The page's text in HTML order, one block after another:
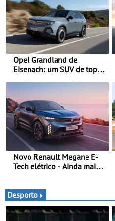
Opel Grandland de
Eisenach: um SUV de topo
que poupa recursos
Novo Renault Megane E-
Tech elétrico - Ainda mais
Desporto